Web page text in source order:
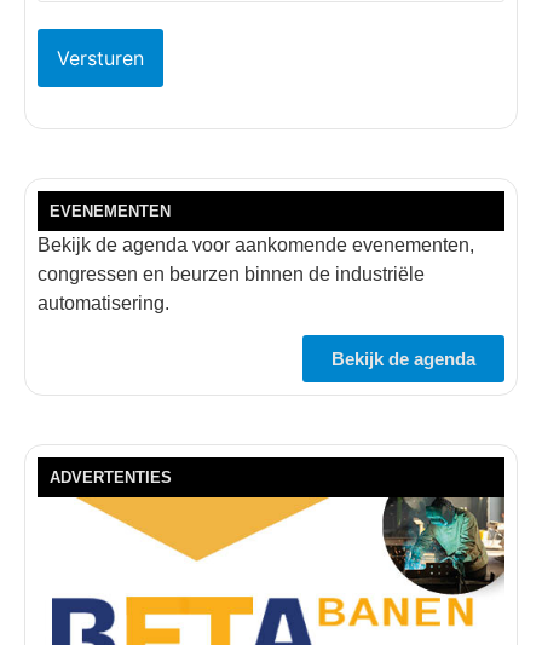
EVENEMENTEN
Bekijk de agenda voor aankomende evenementen,
congressen en beurzen binnen de industriële
automatisering.
Bekijk de agenda
ADVERTENTIES